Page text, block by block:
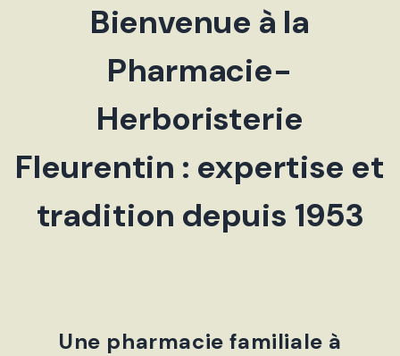
Bienvenue à la
Pharmacie-
Herboristerie
Fleurentin : expertise et
tradition depuis 1953
Une pharmacie familiale à